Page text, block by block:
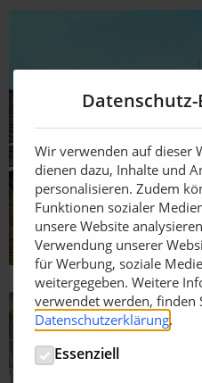
Wir verwenden auf dieser
dienen dazu, Inhalte und
personalisieren. Zudem
Funktionen sozialer
unsere Website
Verwendung unserer
für Werbung, soziale
weitergegeben. Weitere
verwendet werden, finden
Datenschutzerklärung.
Essenziell